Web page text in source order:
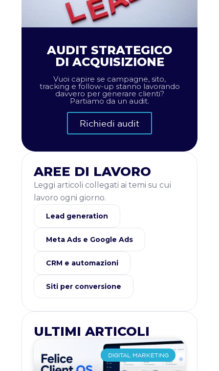
AUDIT STRATEGICO
DI ACQUISIZIONE
Vuoi capire se campagne, sito,
tracking e follow-up stanno lavorando
davvero per generare clienti?
Partiamo da un audit.
Richiedi audit
AREE DI LAVORO
Leggi articoli collegati ai temi su cui
lavoro ogni giorno.
Lead generation
Meta Ads e Google Ads
CRM e automazioni
Siti per conversione
ULTIMI ARTICOLI
DIGITAL MARKETING